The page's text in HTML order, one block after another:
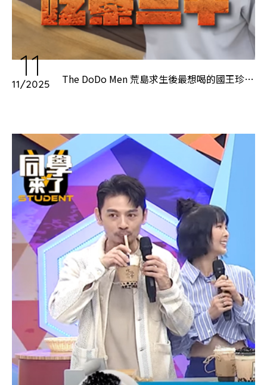
11
11/2025
The DoDo Men 荒島求生後最想喝的國王珍珠